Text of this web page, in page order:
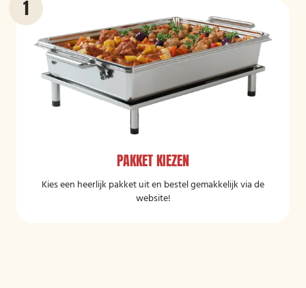
PAKKET KIEZEN
Kies een heerlijk pakket uit en bestel gemakkelijk via de
website!